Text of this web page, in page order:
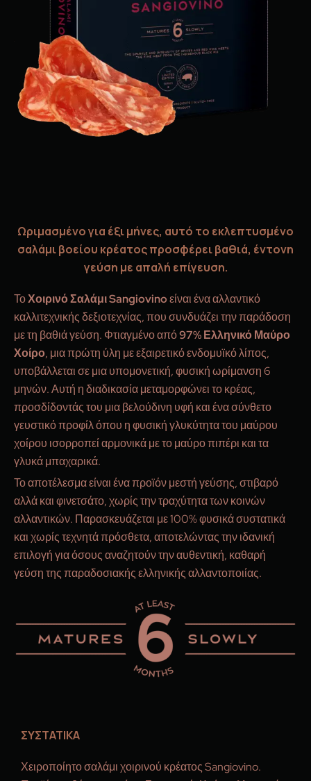
Ωριμασμένο για έξι μήνες, αυτό το εκλεπτυσμένο
σαλάμι βοείου κρέατος προσφέρει βαθιά, έντονη
γεύση με απαλή επίγευση.
ΤοΧοιρινό Σαλάμι Sangiovinoείναι ένα αλλαντικό
καλλιτεχνικής δεξιοτεχνίας, που συνδυάζει την παράδοση
με τη βαθιά γεύση. Φτιαγμένο από97% Ελληνικό Μαύρο
Χοίρο, μια πρώτη ύλη με εξαιρετικό ενδομυϊκό λίπος,
υποβάλλεται σε μια υπομονετική, φυσική ωρίμανση 6
μηνών. Αυτή η διαδικασία μεταμορφώνει το κρέας,
προσδίδοντάς του μια βελούδινη υφή και ένα σύνθετο
γευστικό προφίλ όπου η φυσική γλυκύτητα του μαύρου
χοίρου ισορροπεί αρμονικά με το μαύρο πιπέρι και τα
γλυκά μπαχαρικά.
Το αποτέλεσμα είναι ένα προϊόν μεστή γεύσης, στιβαρό
αλλά και φινετσάτο, χωρίς την τραχύτητα των κοινών
αλλαντικών. Παρασκευάζεται με 100% φυσικά συστατικά
και χωρίς τεχνητά πρόσθετα, αποτελώντας την ιδανική
επιλογή για όσους αναζητούν την αυθεντική, καθαρή
γεύση της παραδοσιακής ελληνικής αλλαντοποιίας.
ΣΥΣΤΑΤΙΚΑ
Χειροποίητο σαλάμι χοιρινού κρέατος Sangiovino.